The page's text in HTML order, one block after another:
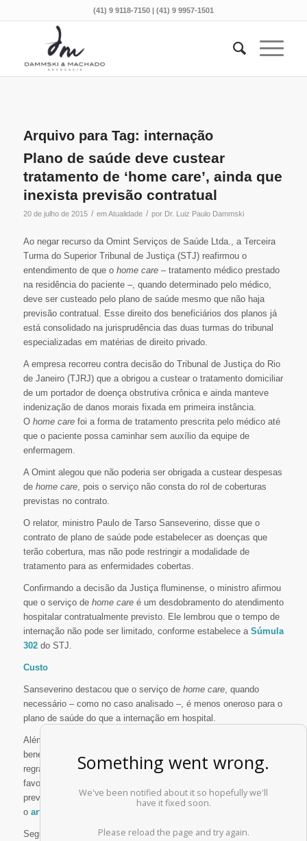
(41) 9 9118-7150 | (41) 9 9957-1501
Arquivo para Tag: internação
Plano de saúde deve custear
tratamento de ‘home care’, ainda que
inexista previsão contratual
20 de julho de 2015 / emAtualidade / por Dr. Luiz Paulo Dammski
Ao negar recurso da Omint Serviços de Saúde Ltda., a Terceira
Turma do Superior Tribunal de Justiça (STJ) reafirmou o
entendimento de que o home care– tratamento médico prestado
na residência do paciente –, quando determinado pelo médico,
deve ser custeado pelo plano de saúde mesmo que não haja
previsão contratual. Esse direito dos beneficiários dos planos já
está consolidado na jurisprudência das duas turmas do tribunal
especializadas em matérias de direito privado.
A empresa recorreu contra decisão do Tribunal de Justiça do Rio
de Janeiro (TJRJ) que a obrigou a custear o tratamento domiciliar
de um portador de doença obstrutiva crônica e ainda manteve
indenização de danos morais fixada em primeira instância.
O home carefoi a forma de tratamento prescrita pelo médico até
que o paciente possa caminhar sem auxílio da equipe de
enfermagem.
A Omint alegou que não poderia ser obrigada a custear despesas
de home care, pois o serviço não consta do rol de coberturas
previstas no contrato.
O relator, ministro Paulo de Tarso Sanseverino, disse que o
contrato de plano de saúde pode estabelecer as doenças que
terão cobertura, mas não pode restringir a modalidade de
tratamento para as enfermidades cobertas.
Confirmando a decisão da Justiça fluminense, o ministro afirmou
que o serviço de home careé um desdobramento do atendimento
hospitalar contratualmente previsto. Ele lembrou que o tempo de
internação não pode ser limitado, conforme estabelece a Súmula
302do STJ.
Custo
Sanseverino destacou que o serviço de home care, quando
necessário – como no caso analisado –, é menos oneroso para o
plano de saúde do que a internação em hospital.
Além disso, a alegação da ausência de previsão contratual não
beneficia à Omint, segundo o relator, porque, na dúvida sobre as
regras contratuais, deve prevalecer a interpretação mais
favorável ao segurado que faz um contrato de adesão. É o que
preveem o
artigo 47 do Código de Defesa do Consumidor e
o artigo 423
Seguindo essas regras, o relator reconheceu que é abusiva a